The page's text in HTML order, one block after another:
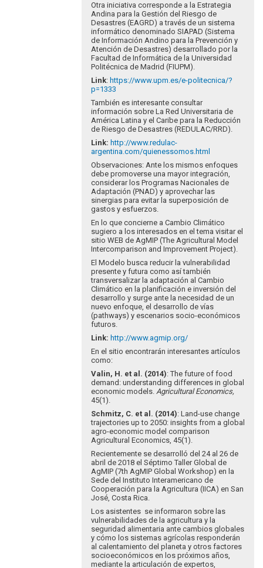
Otra iniciativa corresponde a la Estrategia
Andina para la Gestión del Riesgo de
Desastres (EAGRD) a través de un sistema
informático denominado SIAPAD (Sistema
de Información Andino para la Prevención y
Atención de Desastres) desarrollado por la
Facultad de Informática de la Universidad
Politécnica de Madrid (FIUPM).
Link: https://www.upm.es/e-politecnica/?
p=1333
También es interesante consultar
información sobre La Red Universitaria de
América Latina y el Caribe para la Reducción
de Riesgo de Desastres (REDULAC/RRD).
Link: http://www.redulac-
argentina.com/quienessomos.html
Observaciones: Ante los mismos enfoques
debe promoverse una mayor integración,
considerar los Programas Nacionales de
Adaptación (PNAD) y aprovechar las
sinergias para evitar la superposición de
gastos y esfuerzos.
En lo que concierne a Cambio Climático
sugiero a los interesados en el tema visitar el
sitio WEB de AgMIP (The Agricultural Model
Intercomparison and Improvement Project).
El Modelo busca reducir la vulnerabilidad
presente y futura como así también
transversalizar la adaptación al Cambio
Climático en la planificación e inversión del
desarrollo y surge ante la necesidad de un
nuevo enfoque, el desarrollo de vías
(pathways) y escenarios socio-económicos
futuros.
Link: http://www.agmip.org/
En el sitio encontrarán interesantes artículos
como:
Valin, H. et al. (2014): The future of food
demand: understanding differences in global
economic models. Agricultural Economics,
45(1).
Schmitz, C. et al. (2014): Land-use change
trajectories up to 2050: insights from a global
agro-economic model comparison
Agricultural Economics, 45(1).
Recientemente se desarrolló del 24 al 26 de
abril de 2018 el Séptimo Taller Global de
AgMIP (7th AgMIP Global Workshop) en la
Sede del Instituto Interamericano de
Cooperación para la Agricultura (IICA) en San
José, Costa Rica.
Los asistentes se informaron sobre las
vulnerabilidades de la agricultura y la
seguridad alimentaria ante cambios globales
y cómo los sistemas agrícolas responderán
al calentamiento del planeta y otros factores
socioeconómicos en los próximos años,
mediante la articulación de expertos,